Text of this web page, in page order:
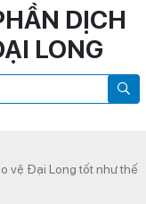
DỊCH
LONG
vệ Đại Long tốt như thế